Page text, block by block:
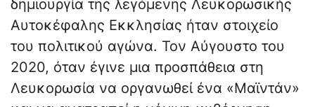
δημιουργία της λεγόμενης Λευκορωσικής
Αυτοκέφαλης Εκκλησίας ήταν στοιχείο
του πολιτικού αγώνα. Τον Αύγουστο του
2020, όταν έγινε μια προσπάθεια στη
Λευκορωσία να οργανωθεί ένα «Μαϊντάν»